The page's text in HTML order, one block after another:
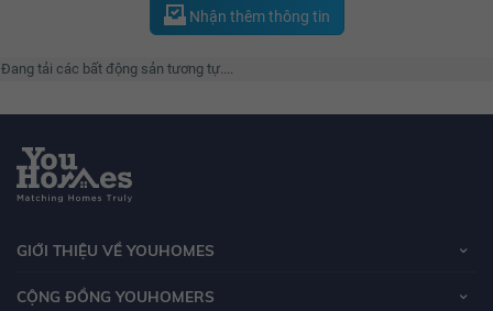
đẳng cấp, trường học, bệnh viện chuẩn quốc tế, khuôn viên cây xanh,..
Chủ đầu tư dự án
Kể từ khi thành lập vào năm 1993 cho đến nay, Tập đoàn Tân Hoàng Minh
đã tham gia nhiều lĩnh vực, hoạt động sản xuất kinh doanh và gặt hái được
những thành tựu đáng kể. Hiện nay, Tập đoàn Tân Hoàng Minh đang trong
Nhận thêm thông tin
tải các bất động sản tương tự....
GIỚI THIỆU VỀ YOUHOMES
CỘNG ĐỒNG YOUHOMERS